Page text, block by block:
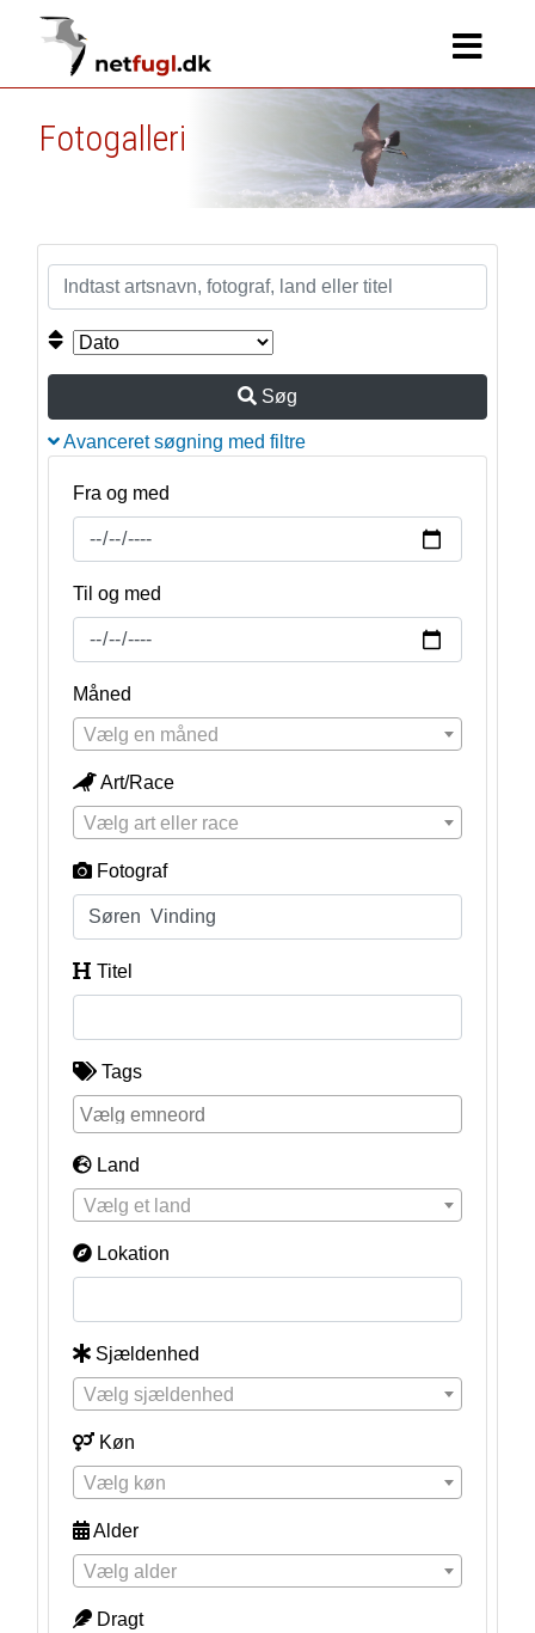
Fotogalleri
Søg
Avanceret søgning med filtre
Fra og med
Til og med
Måned
Vælg en måned
Art/Race
Vælg art eller race
Fotograf
Titel
Tags
Land
Vælg et land
Lokation
Sjældenhed
Vælg sjældenhed
Køn
Vælg køn
Alder
Vælg alder
Dragt